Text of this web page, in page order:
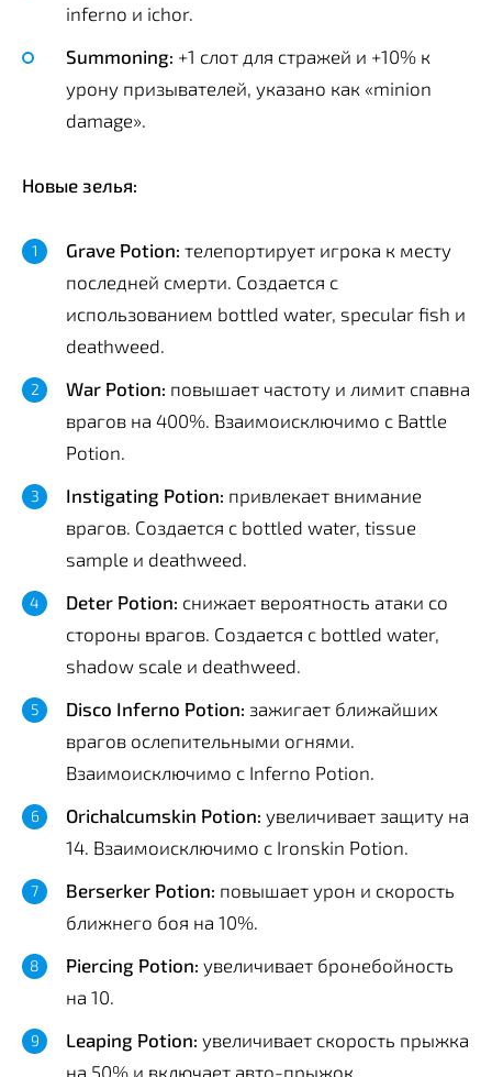
inferno и ichor.
Summoning: +1 слот для стражей и +10% к
урону призывателей, указано как «minion
damage».
Новые зелья:
Grave Potion: телепортирует игрока к месту
последней смерти. Создается с
использованием bottled water, specular fish и
deathweed.
War Potion: повышает частоту и лимит спавна
врагов на 400%. Взаимоисключимо с Battle
Potion.
Instigating Potion: привлекает внимание
врагов. Создается с bottled water, tissue
sample и deathweed.
Deter Potion: снижает вероятность атаки со
стороны врагов. Создается с bottled water,
shadow scale и deathweed.
Disco Inferno Potion: зажигает ближайших
врагов ослепительными огнями.
Взаимоисключимо с Inferno Potion.
Orichalcumskin Potion: увеличивает защиту на
14. Взаимоисключимо с Ironskin Potion.
Berserker Potion: повышает урон и скорость
ближнего боя на 10%.
Piercing Potion: увеличивает бронебойность
на 10.
Leaping Potion: увеличивает скорость прыжка
на 50% и включает авто-прыжок.